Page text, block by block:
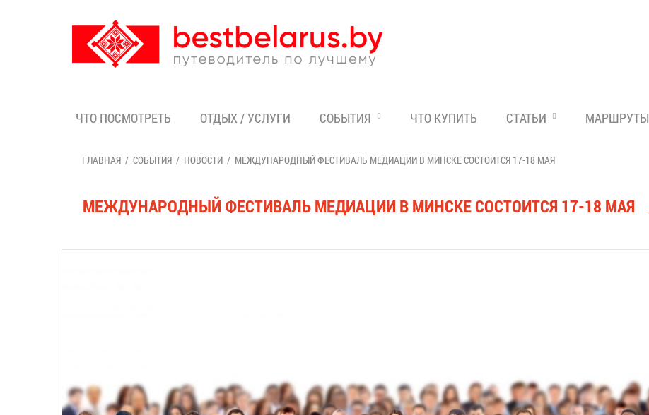
ЧТО ПОСМОТРЕТЬ ОТДЫХ / УСЛУГИ СОБЫТИЯ ЧТО КУПИТЬ СТАТЬИ МАРШРУТЫ
ГЛАВНАЯ СОБЫТИЯ НОВОСТИ МЕЖДУНАРОДНЫЙ ФЕСТИВАЛЬ МЕДИАЦИИ В МИНСКЕ СОСТОИТСЯ 17-18 МАЯ
МЕЖДУНАРОДНЫЙ ФЕСТИВАЛЬ МЕДИАЦИИ В МИНСКЕ СОСТОИТСЯ 17-18 МАЯ